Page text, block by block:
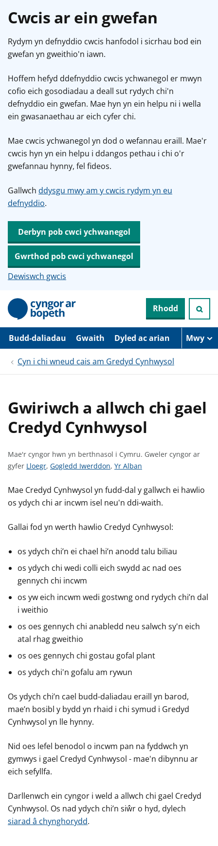
Cwcis ar ein gwefan
Rydym yn defnyddio cwcis hanfodol i sicrhau bod ein
gwefan yn gweithio'n iawn.
Hoffem hefyd ddefnyddio cwcis ychwanegol er mwyn
cofio eich gosodiadau a deall sut rydych chi'n
defnyddio ein gwefan. Mae hyn yn ein helpu ni i wella
ein gwasanaethau ar eich cyfer chi.
Mae cwcis ychwanegol yn dod o wefannau eraill. Mae'r
cwcis hyn yn ein helpu i ddangos pethau i chi o'r
gwefannau hynny, fel fideos.
Gallwch ddysgu mwy am y cwcis rydym yn eu
defnyddio.
Derbyn pob cwci ychwanegol
Gwrthod pob cwci ychwanegol
Dewiswch gwcis
N
d
r
w
Rhodd
Budd-daliadau Gwaith Dyled ac arian Mwy
Cyn i chi wneud cais am Gredyd Cynhwysol
Gwiriwch a allwch chi gael
Credyd Cynhwysol
Mae'r cyngor hwn yn berthnasol i Cymru. Gweler cyngor ar
gyfer G
e
l
r
n
g
o
r
g
y
r
Lloegr, G
e
l
r
g
o
r
g
y
f
r
Gogledd Iwerddon, G
e
l
r
g
r
g
r
Yr Alban
Mae Credyd Cynhwysol yn fudd-dal y gallwch ei hawlio
os ydych chi ar incwm isel neu'n ddi-waith.
Gallai fod yn werth hawlio Credyd Cynhwysol:
os ydych chi’n ei chael hi’n anodd talu biliau
os ydych chi wedi colli eich swydd ac nad oes
gennych chi incwm
os yw eich incwm wedi gostwng ond rydych chi’n dal
i weithio
os oes gennych chi anabledd neu salwch sy'n eich
atal rhag gweithio
os oes gennych chi gostau gofal plant
os ydych chi'n gofalu am rywun
Os ydych chi’n cael budd-daliadau eraill yn barod,
mae’n bosibl y bydd yn rhaid i chi symud i Gredyd
Cynhwysol yn lle hynny.
Nid oes lefel benodol o incwm pan na fyddwch yn
gymwys i gael Credyd Cynhwysol - mae'n dibynnu ar
eich sefyllfa.
Darllenwch ein cyngor i weld a allwch chi gael Credyd
Cynhwysol. Os nad ydych chi’n siŵr o hyd, dylech
siarad â chynghorydd.